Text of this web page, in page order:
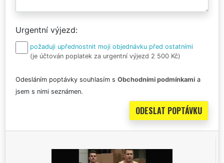
Urgentní výjezd
požaduji upřednostnit moji objednávku před ostatními
(je účtován poplatek za urgentní výjezd 2 500 Kč)
Odesláním poptávky souhlasím s Obchodními podmínkami a
jsem s nimi seznámen.